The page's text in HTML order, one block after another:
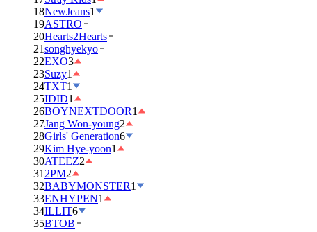
18NewJeans1
19ASTRO
20Hearts2Hearts
21songhyekyo
22EXO3
23Suzy1
24TXT1
25IDID1
26BOYNEXTDOOR1
27Jang Won-young2
28Girls' Generation6
29Kim Hye-yoon1
30ATEEZ2
31 2PM2
32BABYMONSTER1
33ENHYPEN1
34ILLIT6
35BTOB